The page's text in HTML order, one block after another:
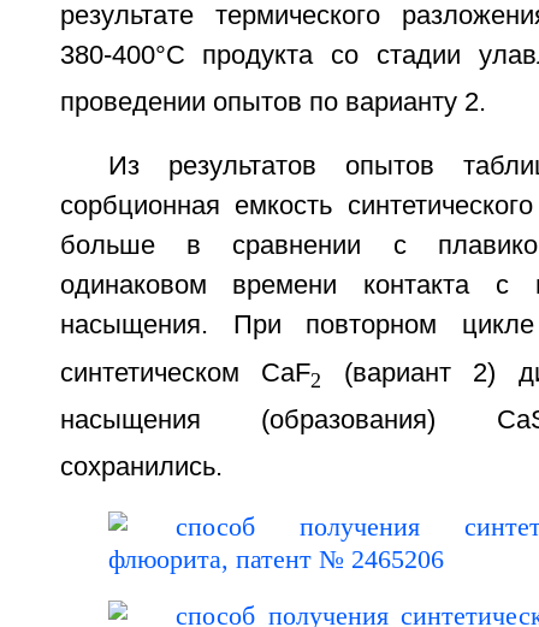
результате термического
380-400°С продукта со стадии
проведении опытов по варианту 2.
Из результатов опытов
сорбционная емкость
больше в сравнении с
одинаковом времени контакта
насыщения. При повторном
синтетическом CaF2
(вариант 2)
насыщения (образования)
сохранились.